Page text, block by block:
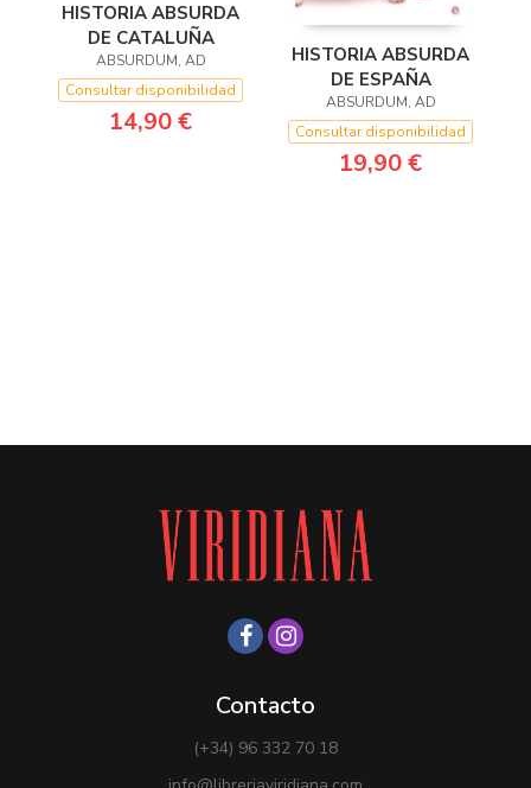
HISTORIA ABSURDA
DE CATALUÑA
ABSURDUM, AD
Consultar disponibilidad
14,90 €
HISTORIA ABSURDA
DE ESPAÑA
ABSURDUM, AD
Consultar disponibilidad
19,90 €
Contacto
(+34) 96 332 70 18